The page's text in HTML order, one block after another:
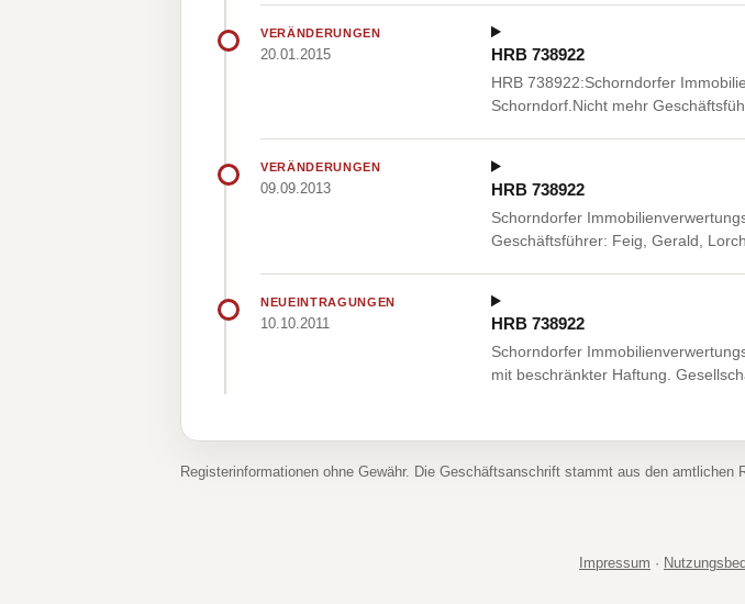
VERÄNDERUNGEN
20.01.2015 HRB 738922
HRB 738922:Schorndorfer
Schorndorf.Nicht mehr
VERÄNDERUNGEN
09.09.2013 HRB 738922
Schorndorfer
Geschäftsführer: Feig, Gerald,
NEUEINTRAGUNGEN
10.10.2011 HRB 738922
Schorndorfer
mit beschränkter Haftung.
Registerinformationen ohne Gewähr. Die Geschäftsanschrift stammt aus den
Impressum ·